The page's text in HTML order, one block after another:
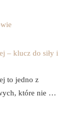
– klucz do siły i
to jedno z
które nie …